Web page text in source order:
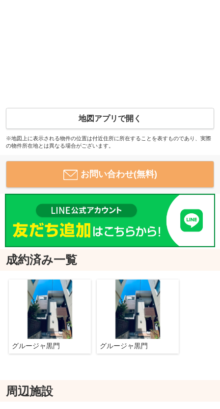
地図アプリで開く
※地図上に表示される物件の位置は付近住所に所在することを表すものであり、実際
の物件所在地とは異なる場合がございます。
お問い合わせ(無料)
成約済み一覧
グルージャ黒門 グルージャ黒門
周辺施設